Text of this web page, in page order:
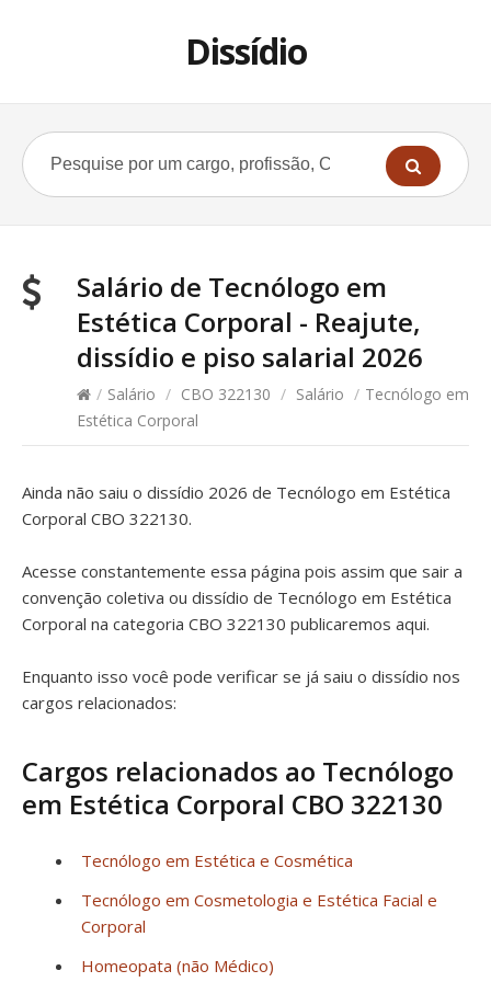
Dissídio
Salário de Tecnólogo em
Estética Corporal - Reajute,
dissídio e piso salarial 2026
/ Salário / CBO 322130 / Salário / Tecnólogo em
Estética Corporal
Ainda não saiu o dissídio 2026 de Tecnólogo em Estética
Corporal CBO 322130.
Acesse constantemente essa página pois assim que sair a
convenção coletiva ou dissídio de Tecnólogo em Estética
Corporal na categoria CBO 322130 publicaremos aqui.
Enquanto isso você pode verificar se já saiu o dissídio nos
cargos relacionados:
Cargos relacionados ao Tecnólogo
em Estética Corporal CBO 322130
Tecnólogo em Estética e Cosmética
Tecnólogo em Cosmetologia e Estética Facial e
Corporal
Homeopata (não Médico)